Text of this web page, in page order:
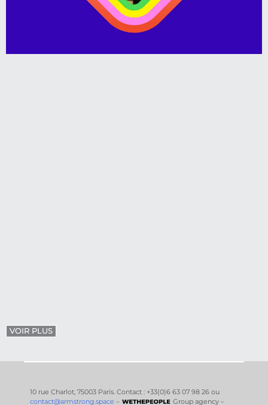
VOIR PLUS
10 rue Charlot, 75003 Paris. Contact : +33(0)6 63 07 98 26 ou
contact@armstrong.space – Group agency –